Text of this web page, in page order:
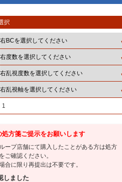
択
1
処方箋ご提示をお願いします
ープ店舗にて購入したことがある方は処方
ご確認ください。
合に限り再提出は不要です。
しました